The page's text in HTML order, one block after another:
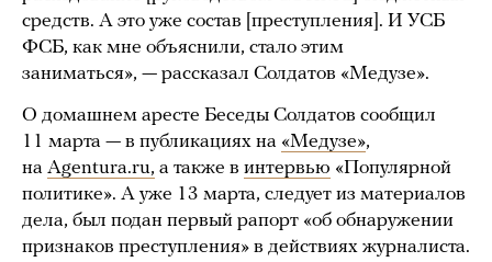
средств. А это уже состав [преступления]. И УСБ
ФСБ, как мне объяснили, стало этим
заниматься», — рассказал Солдатов «Медузе».
О домашнем аресте Беседы Солдатов сообщил
11 марта — в публикациях на «Медузе»,
на Agentura.ru, а также в интервью «Популярной
политике». А уже 13 марта, следует из материалов
дела, был подан первый рапорт «об обнаружении
признаков преступления» в действиях журналиста.